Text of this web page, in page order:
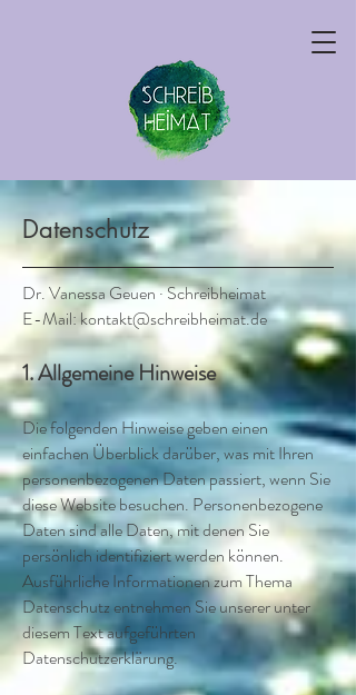
Datenschutz
Dr. Vanessa Geuen · Schreibheimat
E-Mail: kontakt@schreibheimat.de
1. Allgemeine Hinweise
Die folgenden Hinweise geben einen
einfachen Überblick darüber, was mit Ihren
personenbezogenen Daten passiert, wenn Sie
diese Website besuchen. Personenbezogene
Daten sind alle Daten, mit denen Sie
persönlich identifiziert werden können.
Ausführliche Informationen zum Thema
Datenschutz entnehmen Sie unserer unter
diesem Text aufgeführten
Datenschutzerklärung.